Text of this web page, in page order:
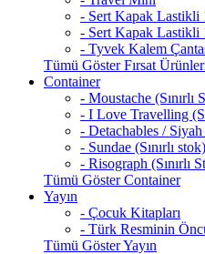
- Sert Kapak Lastikli
- Sert Kapak Lastikli
- Tyvek Kalem
Tümü Göster Fırsat
Container
- Moustache (Sınırlı
- I Love Travelling
- Detachables / Siyah
- Sundae (Sınırlı stok)
- Risograph (Sınırlı
Tümü Göster Container
Yayın
- Çocuk Kitapları
- Türk Resminin
Tümü Göster Yayın